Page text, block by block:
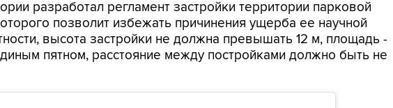
разработал регламент застройки территории парковой
позволит избежать причинения ущерба ее научной
высота застройки не должна превышать 12 м, площадь -
пятном, расстояние между постройками должно быть не